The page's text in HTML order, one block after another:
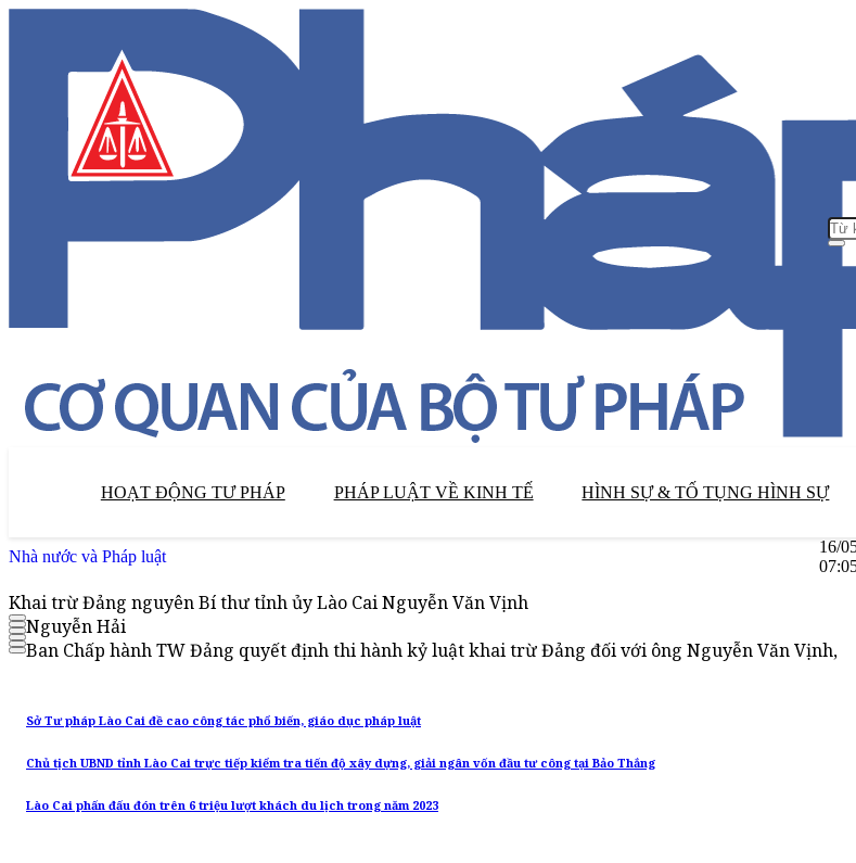
HOẠT ĐỘNG TƯ PHÁP PHÁP LUẬT VỀ KINH TẾ HÌNH SỰ & TỐ TỤNG HÌNH SỰ
Nhà nước và Pháp luật
16/
Khai trừ Đảng nguyên Bí thư tỉnh ủy Lào Cai Nguyễn Văn Vịnh
Nguyễn Hải
Ban Chấp hành TW Đảng quyết định thi hành kỷ luật khai trừ Đảng đối với ông Nguyễn Văn Vịnh,
Sở Tư pháp Lào Cai đề cao công tác phổ biến, giáo dục pháp luật
Chủ tịch UBND tỉnh Lào Cai trực tiếp kiểm tra tiến độ xây dựng, giải ngân vốn đầu tư công tại Bảo Thắng
Lào Cai phấn đấu đón trên 6 triệu lượt khách du lịch trong năm 2023